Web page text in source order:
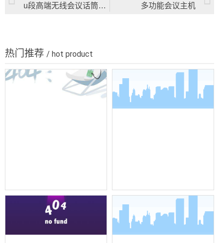
u段高端无线会议话筒（一拖四）
多功能会议主机
热门推荐 / hot product